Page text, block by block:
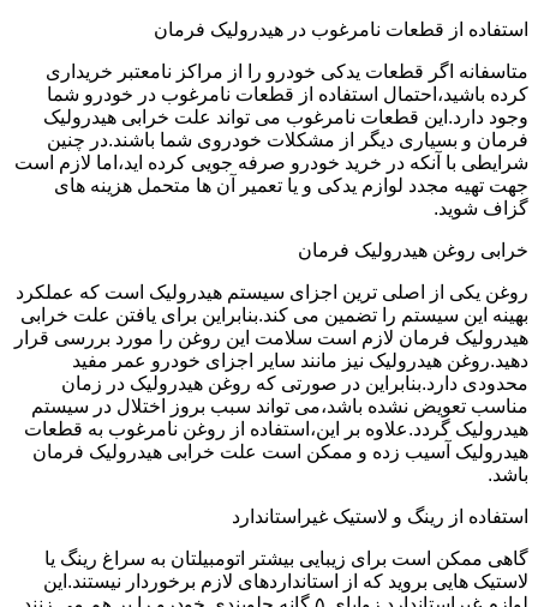
استفاده از قطعات نامرغوب در هیدرولیک فرمان
متاسفانه اگر قطعات یدکی خودرو را از مراکز نامعتبر خریداری
کرده باشید،احتمال استفاده از قطعات نامرغوب در خودرو شما
وجود دارد.این قطعات نامرغوب می تواند علت خرابی هیدرولیک
فرمان و بسیاری دیگر از مشکلات خودروی شما باشند.در چنین
شرایطی با آنکه در خرید خودرو صرفه جویی کرده اید،اما لازم است
جهت تهیه مجدد لوازم یدکی و یا تعمیر آن ها متحمل هزینه های
گزاف شوید.
خرابی روغن هیدرولیک فرمان
روغن یکی از اصلی ترین اجزای سیستم هیدرولیک است که عملکرد
بهینه این سیستم را تضمین می کند.بنابراین برای یافتن علت خرابی
هیدرولیک فرمان لازم است سلامت این روغن را مورد بررسی قرار
دهید.روغن هیدرولیک نیز مانند سایر اجزای خودرو عمر مفید
محدودی دارد.بنابراین در صورتی که روغن هیدرولیک در زمان
مناسب تعویض نشده باشد،می تواند سبب بروز اختلال در سیستم
هیدرولیک گردد.علاوه بر این،استفاده از روغن نامرغوب به قطعات
هیدرولیک آسیب زده و ممکن است علت خرابی هیدرولیک فرمان
باشد.
استفاده از رینگ و لاستیک غیراستاندارد
گاهی ممکن است برای زیبایی بیشتر اتومبیلتان به سراغ رینگ یا
لاستیک هایی بروید که از استانداردهای لازم برخوردار نیستند.این